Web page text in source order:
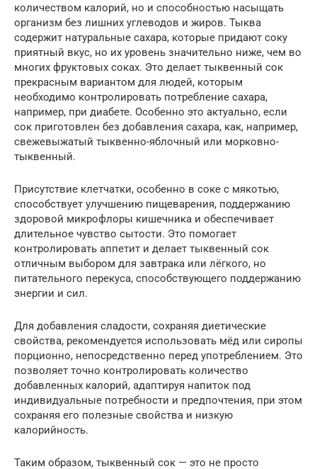
количеством калорий, но и способностью насыщать
организм без лишних углеводов и жиров. Тыква
содержит натуральные сахара, которые придают соку
приятный вкус, но их уровень значительно ниже, чем во
многих фруктовых соках. Это делает тыквенный сок
прекрасным вариантом для людей, которым
необходимо контролировать потребление сахара,
например, при диабете. Особенно это актуально, если
сок приготовлен без добавления сахара, как, например,
свежевыжатый тыквенно-яблочный или морковно-
тыквенный.
Присутствие клетчатки, особенно в соке с мякотью,
способствует улучшению пищеварения, поддержанию
здоровой микрофлоры кишечника и обеспечивает
длительное чувство сытости. Это помогает
контролировать аппетит и делает тыквенный сок
отличным выбором для завтрака или лёгкого, но
питательного перекуса, способствующего поддержанию
энергии и сил.
Для добавления сладости, сохраняя диетические
свойства, рекомендуется использовать мёд или сиропы
порционно, непосредственно перед употреблением. Это
позволяет точно контролировать количество
добавленных калорий, адаптируя напиток под
индивидуальные потребности и предпочтения, при этом
сохраняя его полезные свойства и низкую
калорийность.
Таким образом, тыквенный сок — это не просто